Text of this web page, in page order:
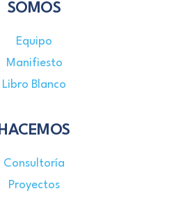
SOMOS
Equipo
Manifiesto
Libro Blanco
HACEMOS
Consultoría
Proyectos